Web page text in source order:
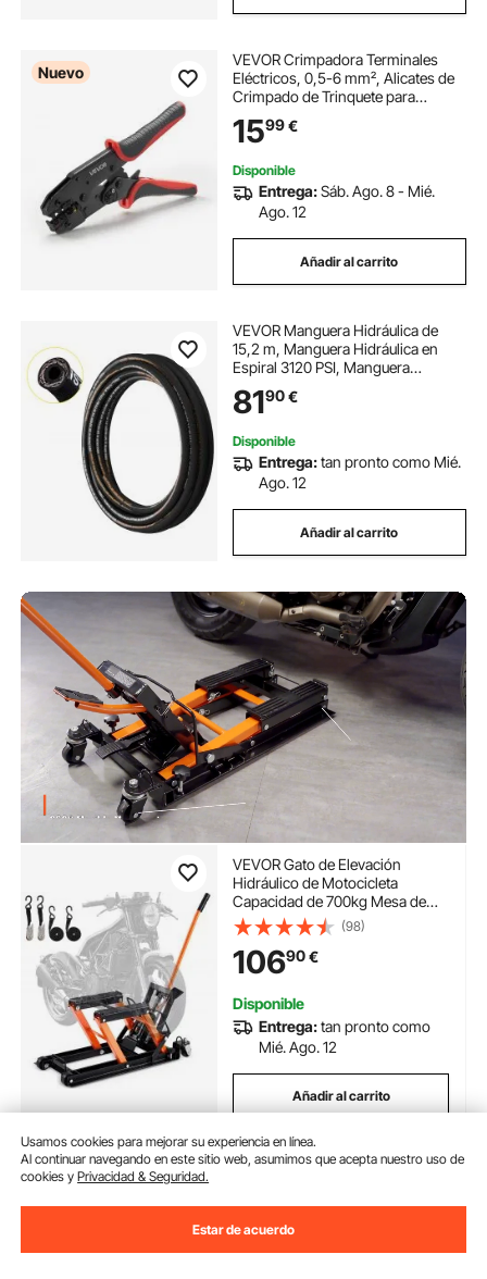
Nuevo
VEVOR Crimpadora Terminales
Eléctricos, 0,5-6 mm², Alicates de
Crimpado de Trinquete para
Terminales de Cables Eléctricos,
con Marcas Métrica y del Sistema
de Engaste
1599€
Disponible
Entrega:Sáb. Ago. 8 - Mié.
Ago. 12
Añadir al carrito
VEVOR Manguera Hidráulica de
15,2 m, Manguera Hidráulica en
Espiral 3120 PSI, Manguera
Hidráulica de Goma con 2 Trenzas
de Alambre de Acero de Alta
-20 ℃ a 140 ℃
8190€
Disponible
Entrega:tan pronto como Mié.
Ago. 12
Añadir al carrito
VEVOR Gato de Elevación
Hidráulico de Motocicleta
Capacidad de 700kg Mesa de
Elevación Portátil Altura de
Elevación 12-38,5 cm con 4
Ruedas Pie Hidráulico Soporte de
Elevación para Motocicleta ATV
UTV
(98)
10690€
Disponible
Entrega:tan pronto como
Mié. Ago. 12
Añadir al carrito
Usamos cookies para mejorar su experiencia en línea.
Al continuar navegando en este sitio web, asumimos que acepta nuestro uso de
cookies yPrivacidad & Seguridad.
Estar de acuerdo